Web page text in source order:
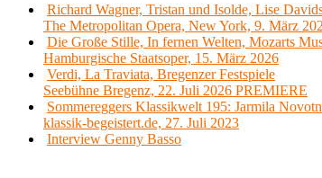
Richard Wagner, Tristan und Isolde, Lise
The Metropolitan Opera, New York, 9. März
Die Große Stille, In fernen Welten, Mozarts
Hamburgische Staatsoper, 15. März 2026
Verdi, La Traviata, Bregenzer Festspiele
Seebühne Bregenz, 22. Juli 2026 PREMIERE
Sommereggers Klassikwelt 195: Jarmila
klassik-begeistert.de, 27. Juli 2023
Interview Genny Basso